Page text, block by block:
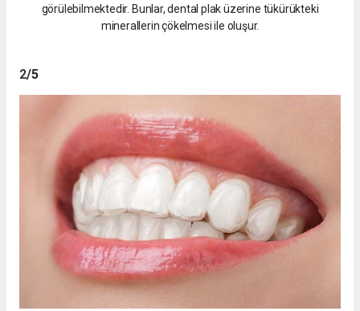
görülebilmektedir. Bunlar, dental plak üzerine tükürükteki
minerallerin çökelmesi ile oluşur.
2/5